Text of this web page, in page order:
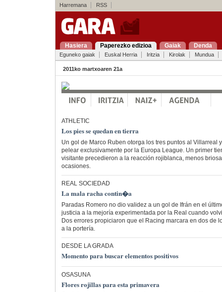
Harremana RSS
Hasiera Paperezko edizioa Gaiak Denda
Eguneko gaiak Euskal Herria Iritzia Kirolak Mundua
2011ko martxoaren 21a
ATHLETIC
Los pies se quedan en tierra
Un gol de Marco Ruben otorga los tres puntos al Villarreal
pelear exclusivamente por la Europa League. Un primer
visitante precedieron a la reacción rojiblanca, menos
ocasiones.
REAL SOCIEDAD
La mala racha contin�a
Paradas Romero no dio validez a un gol de Ifrán en el
justicia a la mejoría experimentada por la Real cuando
Dos errores propiciaron que el Racing marcara en dos de
a la portería.
DESDE LA GRADA
Momento para buscar elementos positivos
OSASUNA
Flores rojillas para esta primavera